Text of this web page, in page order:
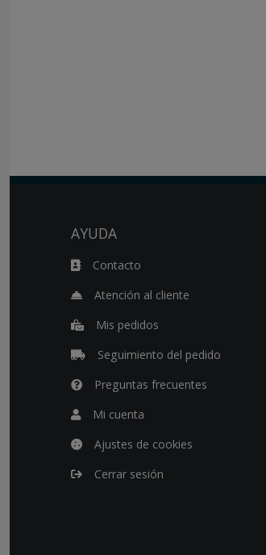
AYUDA
Contacto
Atención al cliente
Mis pedidos
Seguimiento del pedido
Preguntas frecuentes
Mi cuenta
Ajustes de cookies
Cerrar sesión